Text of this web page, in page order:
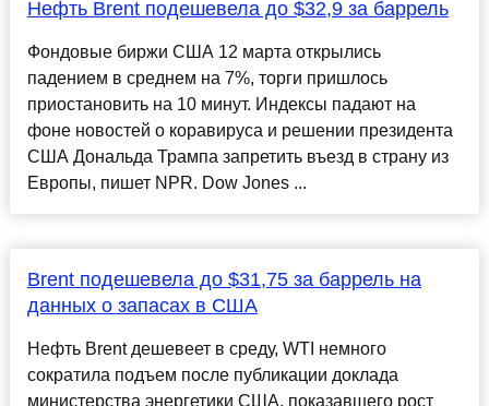
Нефть Brent подешевела до $32,9 за баррель
Фондовые биржи США 12 марта открылись
падением в среднем на 7%, торги пришлось
приостановить на 10 минут. Индексы падают на
фоне новостей о коравируса и решении президента
США Дональда Трампа запретить въезд в страну из
Европы, пишет NPR. Dow Jones ...
Brent подешевела до $31,75 за баррель на
данных о запасах в США
Нефть Brent дешевеет в среду, WTI немного
сократила подъем после публикации доклада
министерства энергетики США, показавшего рост